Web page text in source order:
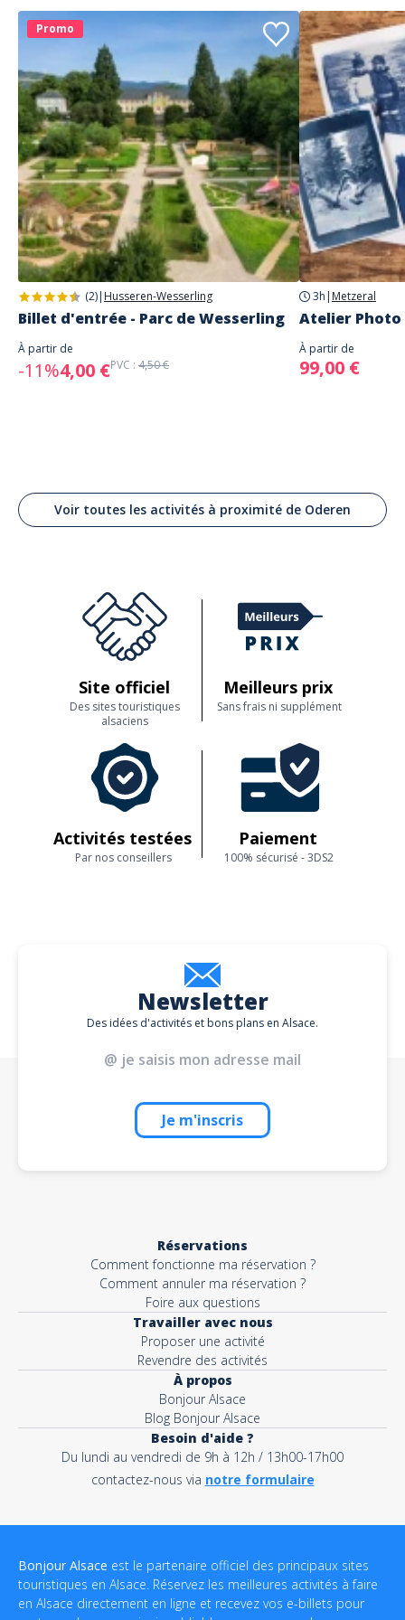
Promo
(2)| Husseren-Wesserling
Billet d'entrée - Parc de Wesserling
À partir de
-11%4,00 €PVC : 4,50 €
3h | Metzeral
Atelier Photo
À partir de
99,00 €
Voir toutes les activités à proximité de Oderen
Site officiel
Des sites touristiques
alsaciens
Meilleurs prix
Sans frais ni supplément
Activités testées
Par nos conseillers
Paiement
100% sécurisé - 3DS2
Newsletter
Des idées d'activités et bons plans en Alsace.
Je m'inscris
Réservations
Comment fonctionne ma réservation ?
Comment annuler ma réservation ?
Foire aux questions
Travailler avec nous
Proposer une activité
Revendre des activités
À propos
Bonjour Alsace
Blog Bonjour Alsace
Besoin d'aide ?
Du lundi au vendredi de 9h à 12h / 13h00-17h00
contactez-nous via notre formulaire
Bonjour Alsace est le partenaire officiel des principaux sites
touristiques en Alsace. Réservez les meilleures activités à faire
en Alsace directement en ligne et recevez vos e-billets pour